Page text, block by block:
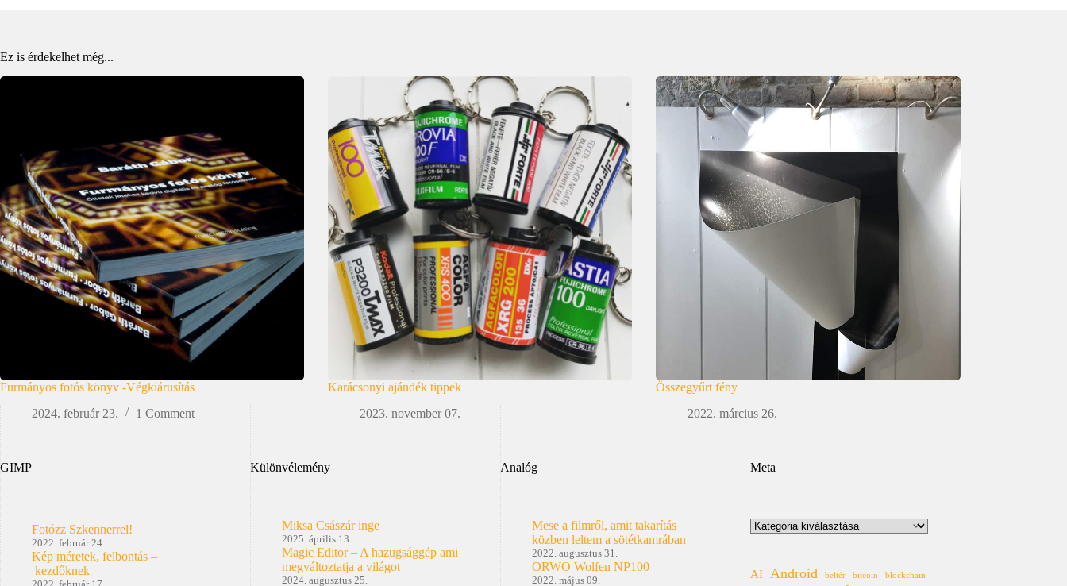
Ez is érdekelhet még...
Furmányos fotós könyv -Végkiárusítás
2024. február 23.
1 Comment
Karácsonyi ajándék tippek
2023. november 07.
Összegyűrt fény
2022. március 26.
GIMP
Fotózz Szkennerrel!
2022. február 24.
Kép méretek, felbontás –
kezdőknek
Különvélemény
Miksa Császár inge
2025. április 13.
Magic Editor – A hazugsággép ami
megváltoztatja a világot
2024. augusztus 25.
Analóg
Mese a filmről, amit takarítás
közben leltem a sötétkamrában
2022. augusztus 31.
ORWO Wolfen NP100
2022. május 09.
Meta
Kategóriák
AI Android beltér bitcoin blockchain